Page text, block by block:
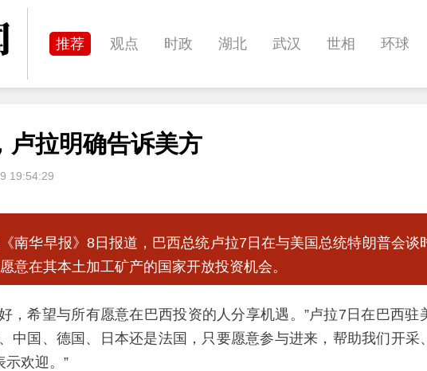
推荐 观点 时政 湖北 武汉 世相 环球
体育 娱乐 影像
卢拉明确告诉美方
19:54:29
南华早报》8日报道，巴西总统卢拉7日在与美国总统特朗普会谈
意在其本土加工矿产的国家开放投资机会。
，希望与所有愿意在巴西投资的人分享机遇。”卢拉7日在巴西
中国、德国、日本还是法国，只要愿意参与进来，帮助我们开
示欢迎。”